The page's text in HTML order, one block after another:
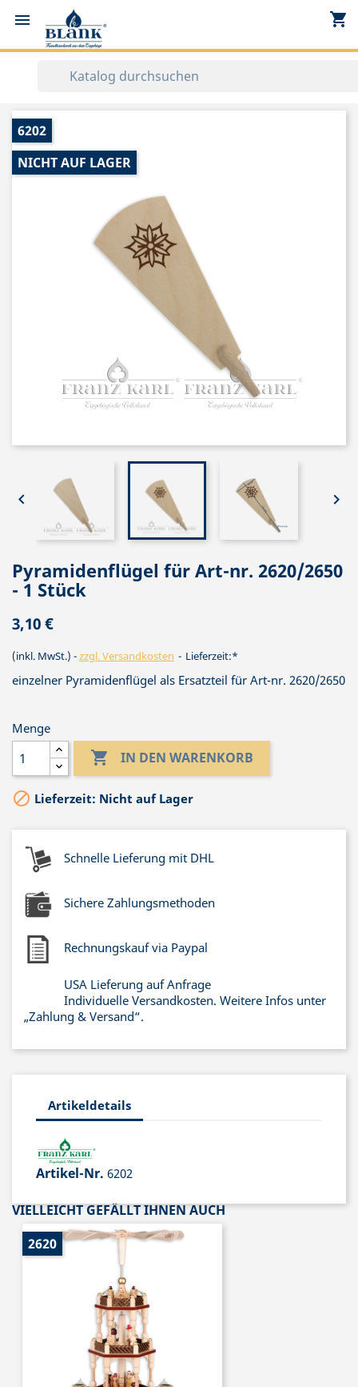
 shopping_cart
6202
NICHT AUF LAGER
 
Pyramidenflügel für Art-nr. 2620/2650
- 1 Stück
3,10 €
(inkl. MwSt.) zzgl. Versandkosten Lieferzeit:*
einzelner Pyramidenflügel als Ersatzteil für Art-nr. 2620/2650
Menge
 IN DEN WARENKORB
 Lieferzeit: Nicht auf Lager
Schnelle Lieferung mit DHL
Sichere Zahlungsmethoden
Rechnungskauf via Paypal
USA Lieferung auf Anfrage
Individuelle Versandkosten. Weitere Infos unter
„Zahlung & Versand“.
Artikeldetails
Artikel-Nr. 6202
VIELLEICHT GEFÄLLT IHNEN AUCH
2620